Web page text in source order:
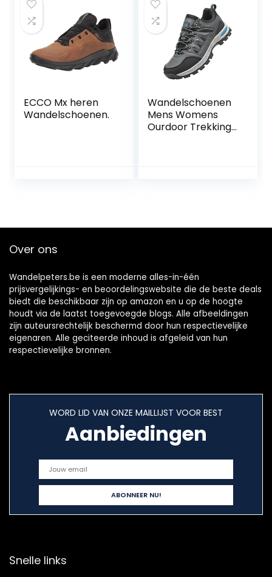
ECCO Mx heren
Wandelschoenen.
Wandelschoenen
Mens Womens
Ourdoor Trekking
Unisex
Over ons
Wandelpeters.be is een moderne alles-in-één
prijsvergelijkings- en beoordelingswebsite die de beste deals
biedt die beschikbaar zijn op amazon en u op de hoogte
houdt via de laatst toegevoegde blogs. Alle afbeeldingen
zijn auteursrechtelijk beschermd door hun respectievelijke
eigenaren. Alle geciteerde inhoud is afgeleid van hun
respectievelijke bronnen.
WORD LID VAN ONZE MAILLIJST VOOR BEST
Aanbiedingen
Snelle links